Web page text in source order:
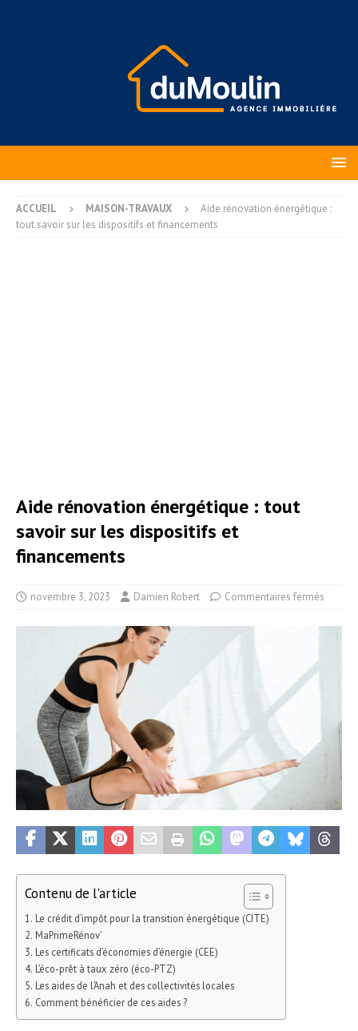
ACCUEIL MAISON-TRAVAUX
Aide rénovation énergétique :
tout savoir sur les dispositifs et financements
Aide rénovation énergétique : tout
savoir sur les dispositifs et
financements
novembre 3, 2023 Damien Robert Commentaires fermés
Contenu de l'article
Le crédit d’impôt pour la transition énergétique (CITE)
MaPrimeRénov’
Les certificats d’économies d’énergie (CEE)
L’éco-prêt à taux zéro (éco-PTZ)
Les aides de l’Anah et des collectivités locales
Comment bénéficier de ces aides ?